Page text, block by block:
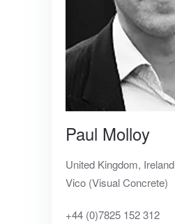
Paul Molloy
United Kingdom, Ireland
Vico (Visual Concrete)
+44 (0)7825 152 312